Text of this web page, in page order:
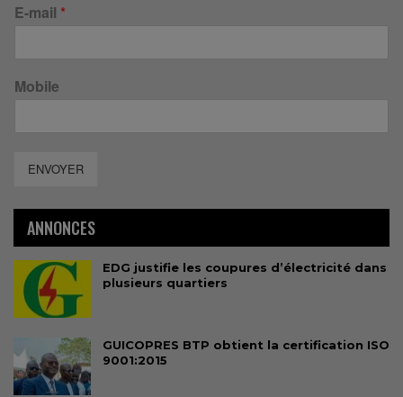
E-mail *
Mobile
ENVOYER
ANNONCES
EDG justifie les coupures d’électricité dans
plusieurs quartiers
GUICOPRES BTP obtient la certification ISO
9001:2015